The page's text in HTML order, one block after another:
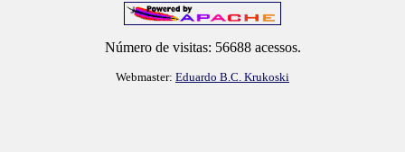
Número de visitas: 56688 acessos.
Webmaster: Eduardo B.C. Krukoski